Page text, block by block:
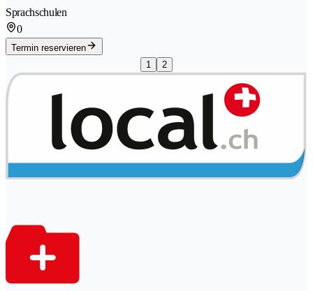
Sprachschulen
0
Termin reservieren
1
2